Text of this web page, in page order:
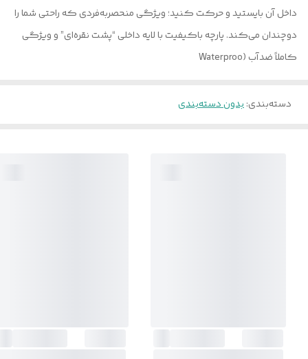
داخل آن بایستید و حرکت کنید؛ ویژگی منحصربه‌فردی که راحتی شما را
دوچندان می‌کند. پارچه باکیفیت با لایه داخلی “پشت نقره‌ای” و ویژگی
کاملاً ضدآب (Waterproo
دسته‌بندی:بدون دسته‌بندی